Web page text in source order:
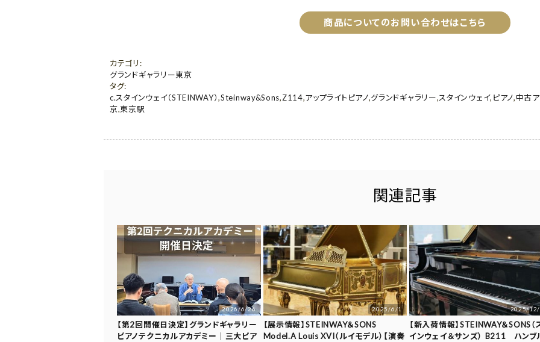
商品についてのお問い合わせはこちら
カテゴリ :
グランドギャラリー東京
タグ:
c.スタインウェイ（STEINWAY）,Steinway&Sons,Z114,アップライトピアノ,グランドギャラリー,スタインウェイ, ピアノ,中古ア
京,東京駅
関連記事
2026/6/26
【第2回開催日決定】グランドギャラリー
ピアノテクニカルアカデミー｜三大ピア
2025/6/1
【展示情報】STEINWAY＆SONS
Model.A Louis XVI（ルイモデル）【演奏
2025/
【新入荷情報】STEINWAY＆SONS（
インウェイ＆サンズ） B211 ハンブ